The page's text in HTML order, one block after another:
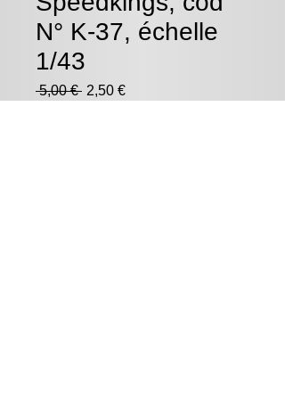
N° K-37, échelle
1/43
5,00 € Prix
original
2,50 €Prix
promotionnel